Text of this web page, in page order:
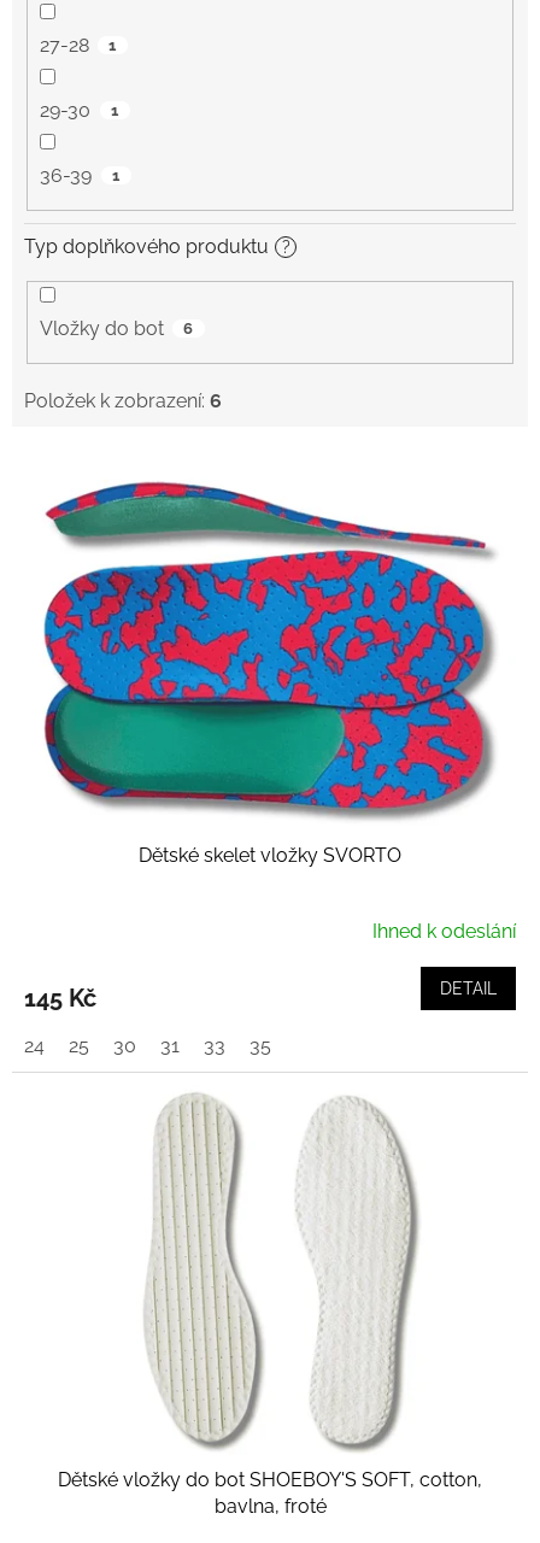
27-28 1
29-30 1
36-39 1
Typ doplňkového produktu ?
Vložky do bot 6
Položek k zobrazení: 6
Dětské skelet vložky SVORTO
Ihned k odeslání
145 Kč DETAIL
24 25 30 31 33 35
Dětské vložky do bot SHOEBOY'S SOFT, cotton,
bavlna, froté